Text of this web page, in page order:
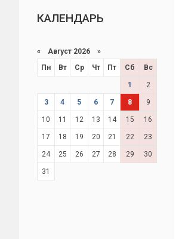
КАЛЕНДАРЬ
« Август 2026 »
Пн
Вт Ср Чт Пт Сб Вс
1 2
3 4 5 6 7 8 9
10 11 12 13 14 15 16
17 18 19 20 21 22 23
24 25 26 27 28 29 30
31